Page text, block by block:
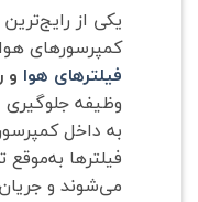
یکی از
کمپرسورهای
فیلترهای هوا و
وظیفه جلوگیری
به داخل
فیلترها
می‌شوند و